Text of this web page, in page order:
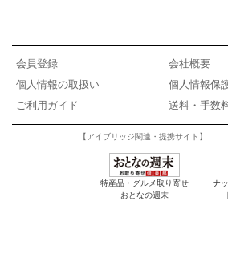
会員登録 会社概要
個人情報の取扱い
個人情報保
ご利用ガイド
送料・手数
【アイブリッジ関連・提携サイト】
特産品・グルメ取り寄せ
おとなの週末
ナ